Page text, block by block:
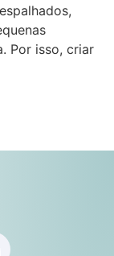
Por isso, criar